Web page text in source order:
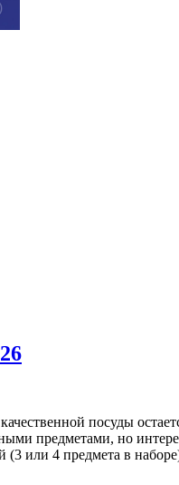
посуды
предметами, но
(3 или 4 предмета в